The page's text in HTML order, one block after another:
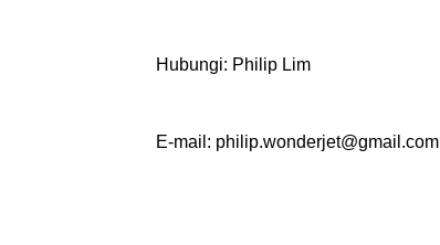
Hubungi: Philip Lim
E-mail: philip.wonderjet@gmail.com